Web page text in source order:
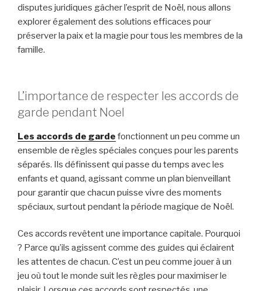
disputes juridiques gâcher l’esprit de Noël, nous allons
explorer également des solutions efficaces pour
préserver la paix et la magie pour tous les membres de la
famille.
L’importance de respecter les accords de
garde pendant Noel
Les accords de garde fonctionnent un peu comme un
ensemble de règles spéciales conçues pour les parents
séparés. Ils définissent qui passe du temps avec les
enfants et quand, agissant comme un plan bienveillant
pour garantir que chacun puisse vivre des moments
spéciaux, surtout pendant la période magique de Noël.
Ces accords revêtent une importance capitale. Pourquoi
? Parce qu’ils agissent comme des guides qui éclairent
les attentes de chacun. C’est un peu comme jouer à un
jeu où tout le monde suit les règles pour maximiser le